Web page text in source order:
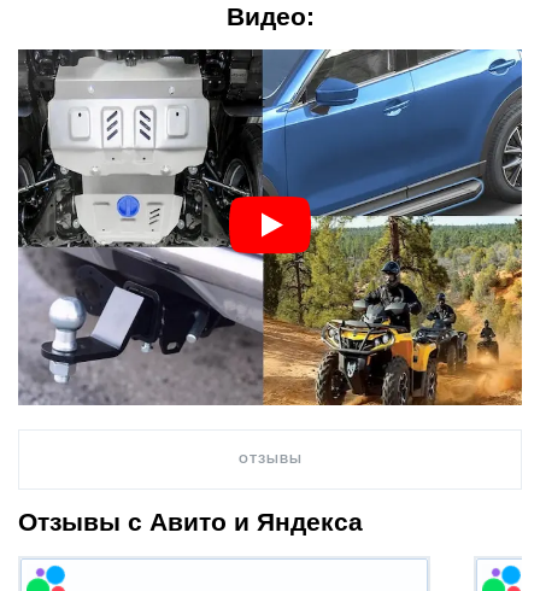
Видео:
ОТЗЫВЫ
Отзывы с Авито и Яндекса